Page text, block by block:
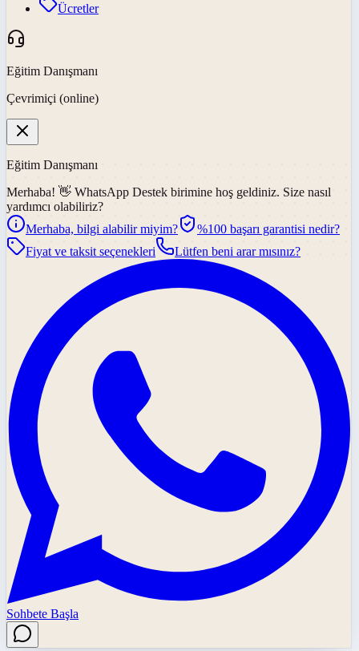
Ücretler
Eğitim Danışmanı
Çevrimiçi (online)
Eğitim Danışmanı
Merhaba! 👋 WhatsApp Destek birimine hoş geldiniz. Size nasıl
yardımcı olabiliriz?
Merhaba, bilgi alabilir miyim?
%100 başarı garantisi nedir?
Fiyat ve taksit seçenekleri
Lütfen beni arar mısınız?
Sohbete Başla